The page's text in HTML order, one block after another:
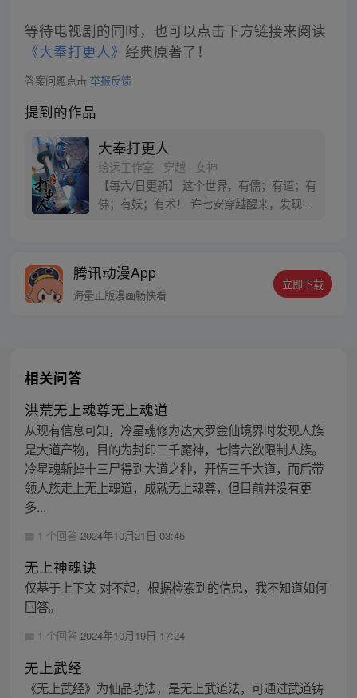
等待电视剧的同时，也可以点击下方链接来阅读
《大奉打更人》 经典原著了！
答案问题点击 举报反馈
提到的作品
大奉打更人
绘远工作室 · 穿越 · 女神
【每六/日更新】 这个世界，有儒；有道；有
佛；有妖；有术！ 许七安穿越醒来，发现自
者卖报小郎君同名小说 QQ群号：
799493374
腾讯动漫App
海量正版漫画畅快看
立即下载
相关问答
洪荒无上魂尊无上魂道
从现有信息可知，冷星魂修为达大罗金仙境界时发现人族
是大道产物，目的为封印三千魔神，七情六欲限制人族。
冷星魂斩掉十三尸得到大道之种，开悟三千大道，而后带
领人族走上无上魂道，成就无上魂尊，但目前并没有更
多...
1 个回答 2024年10月21日 03:45
无上神魂诀
仅基于上下文 对不起，根据检索到的信息，我不知道如何
回答。
1 个回答 2024年10月19日 17:24
无上武经
《无上武经》为仙品功法，是无上武道法，可通过武道铸